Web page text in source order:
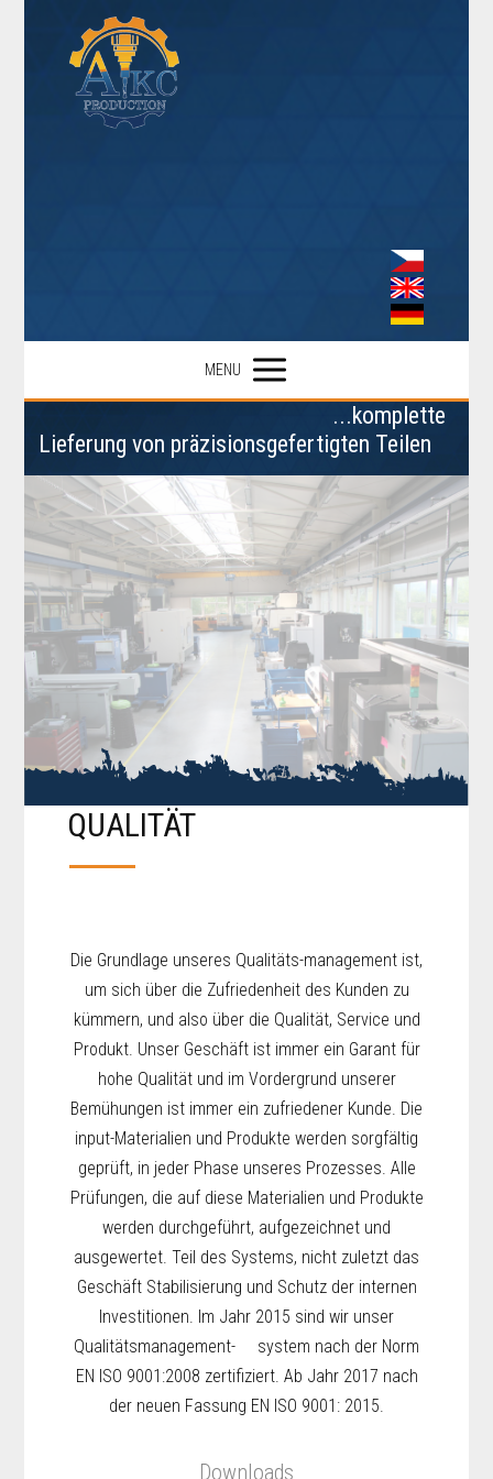
MENU
...komplette
Lieferung von präzisionsgefertigten Teilen
QUALITÄT
Die Grundlage unseres Qualitäts-management ist,
um sich über die Zufriedenheit des Kunden zu
kümmern, und also über die Qualität, Service und
Produkt. Unser Geschäft ist immer ein Garant für
hohe Qualität und im Vordergrund unserer
Bemühungen ist immer ein zufriedener Kunde. Die
input-Materialien und Produkte werden sorgfältig
geprüft, in jeder Phase unseres Prozesses. Alle
Prüfungen, die auf diese Materialien und Produkte
werden durchgeführt, aufgezeichnet und
ausgewertet. Teil des Systems, nicht zuletzt das
Geschäft Stabilisierung und Schutz der internen
Investitionen. Im Jahr 2015 sind wir unser
Qualitätsmanagement- system nach der Norm
EN ISO 9001:2008 zertifiziert. Ab Jahr 2017 nach
der neuen Fassung EN ISO 9001: 2015.
Downloads